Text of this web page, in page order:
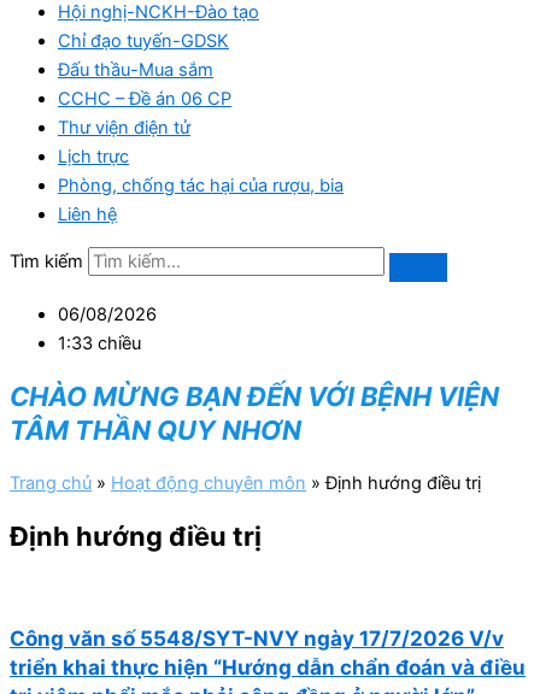
Hội nghị-NCKH-Đào tạo
Chỉ đạo tuyến-GDSK
Đấu thầu-Mua sắm
CCHC – Đề án 06 CP
Thư viện điện tử
Lịch trực
Phòng, chống tác hại của rượu, bia
Liên hệ
Tìm kiếm
06/08/2026
1:33 chiều
CHÀO MỪNG BẠN ĐẾN VỚI BỆNH VIỆN
TÂM THẦN QUY NHƠN
Trang chủ » Hoạt động chuyên môn »Định hướng điều trị
Định hướng điều trị
Công văn số 5548/SYT-NVY ngày 17/7/2026 V/v
triển khai thực hiện “Hướng dẫn chẩn đoán và điều